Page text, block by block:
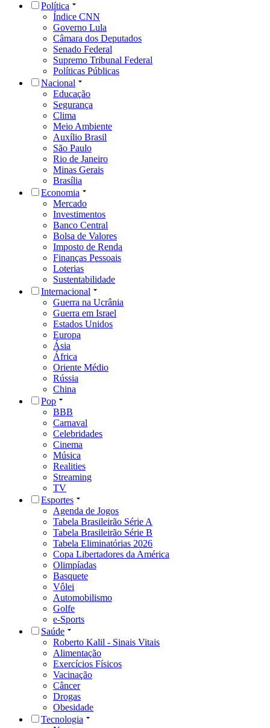
Política
Índice CNN
Governo Lula
Câmara dos Deputados
Senado Federal
Supremo Tribunal Federal
Políticas Públicas
Nacional
Educação
Segurança
Clima
Meio Ambiente
Auxílio Brasil
São Paulo
Rio de Janeiro
Minas Gerais
Brasília
Economia
Mercado
Investimentos
Banco Central
Bolsa de Valores
Imposto de Renda
Finanças Pessoais
Loterias
Sustentabilidade
Internacional
Guerra na Ucrânia
Guerra em Israel
Estados Unidos
Europa
Ásia
África
Oriente Médio
Rússia
China
Pop
BBB
Carnaval
Celebridades
Cinema
Música
Realities
Streaming
TV
Esportes
Agenda de Jogos
Tabela Brasileirão Série A
Tabela Brasileirão Série B
Tabela Eliminatórias 2026
Copa Libertadores da América
Olimpíadas
Basquete
Vôlei
Automobilismo
Golfe
e-Sports
Saúde
Roberto Kalil - Sinais Vitais
Alimentação
Exercícios Físicos
Vacinação
Câncer
Drogas
Obesidade
Tecnologia